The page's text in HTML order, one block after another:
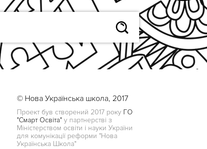
© Нова Українська школа, 2017
Проект був створений 2017 року ГО
"Смарт Освіта" у партнерстві з
Міністерством освіти і науки України
для комунікації реформи "Нова
Українська Школа"